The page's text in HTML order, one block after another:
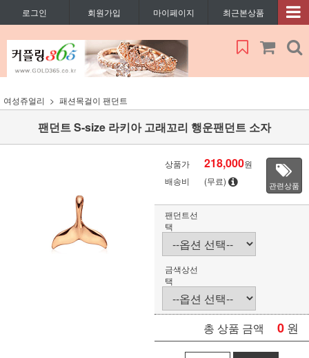
로그인 회원가입 마이페이지 최근본상품
여성쥬얼리 패션목걸이 팬던트
팬던트 S-size 라키아 고래꼬리 행운팬던트 소자
상품가 218,000원
배송비
(무료) 관련상품
팬던트선
택
금색상선
택
총 상품 금액 0 원